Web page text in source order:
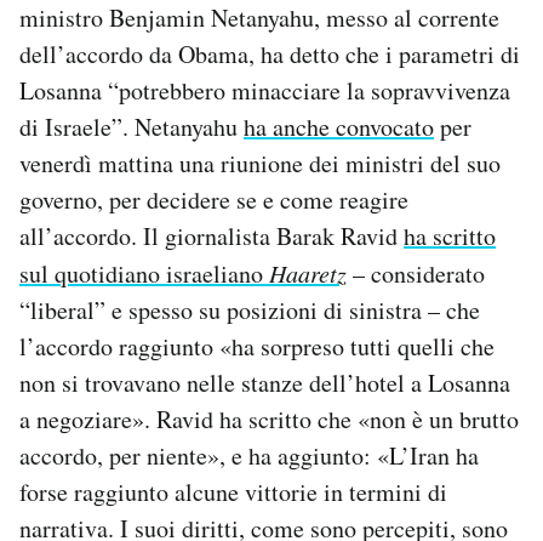
ministro Benjamin Netanyahu, messo al corrente
dell’accordo da Obama, ha detto che i parametri di
Losanna “potrebbero minacciare la sopravvivenza
di Israele”. Netanyahuha anche convocatoper
venerdì mattina una riunione dei ministri del suo
governo, per decidere se e come reagire
all’accordo. Il giornalista Barak Ravidha scritto
sul quotidiano israelianoHaaretz– considerato
“liberal” e spesso su posizioni di sinistra – che
l’accordo raggiunto «ha sorpreso tutti quelli che
non si trovavano nelle stanze dell’hotel a Losanna
a negoziare». Ravid ha scritto che «non è un brutto
accordo, per niente», e ha aggiunto: «L’Iran ha
forse raggiunto alcune vittorie in termini di
narrativa. I suoi diritti, come sono percepiti, sono